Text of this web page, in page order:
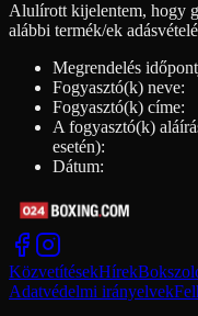
Alulírott kijelentem, hogy
alábbi termék/ek
Megrendelés
Fogyasztó(k) neve:
Fogyasztó(k) címe:
A fogyasztó(k)
esetén):
Dátum:
KözvetítésekHírek
Adatvédelmi irányelvek